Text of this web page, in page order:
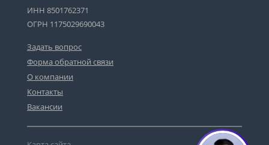
ИНН 8501762371
ОГРН 1175029690043
Задать вопрос
Форма обратной связи
О компании
Контакты
Вакансии
Сергей - юрист-консультант